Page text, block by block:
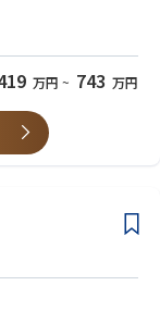
だけでスムーズに新
安心してキャリアを
ているため、ご自身
のマネージャー業務
があります。
万円 ~ 743 万円